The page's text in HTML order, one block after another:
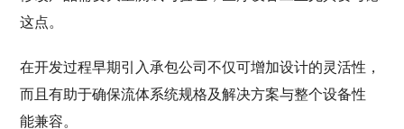
这点。
在开发过程早期引入承包公司不仅可增加设计的灵活性，
而且有助于确保流体系统规格及解决方案与整个设备性
能兼容。